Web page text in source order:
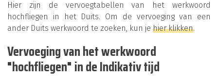
Hier zijn de vervoegtabellen van het werkwoord
hochfliegen in het Duits. Om de vervoeging van een
ander Duits werkwoord te zoeken, kun je hier klikken.
Vervoeging van het werkwoord
"hochfliegen" in de Indikativ tijd